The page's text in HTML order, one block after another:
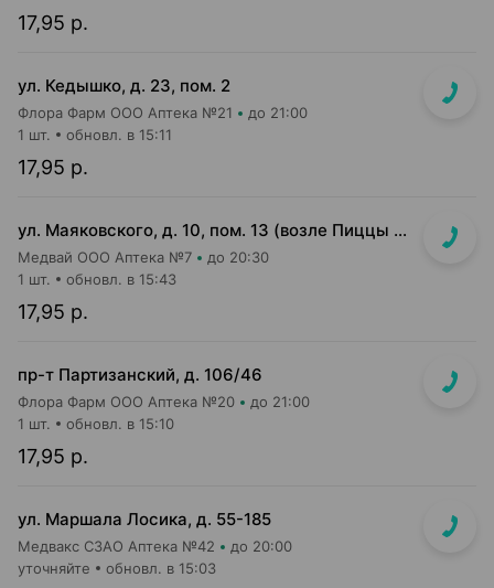
17,95 р.
ул. Кедышко, д. 23, пом. 2
Флора Фарм ООО Аптека №21 до 21:00
17,95 р.
1 шт. обновл. в 15:11
ул. Маяковского, д. 10, пом. 13 (возле Пиццы Мании)
Медвай ООО Аптека №7 до 20:30
17,95 р.
1 шт. обновл. в 15:43
пр-т Партизанский, д. 106/46
Флора Фарм ООО Аптека №20 до 21:00
17,95 р.
1 шт. обновл. в 15:10
ул. Маршала Лосика, д. 55-185
Медвакс СЗАО Аптека №42 до 20:00
уточняйте обновл. в 15:03